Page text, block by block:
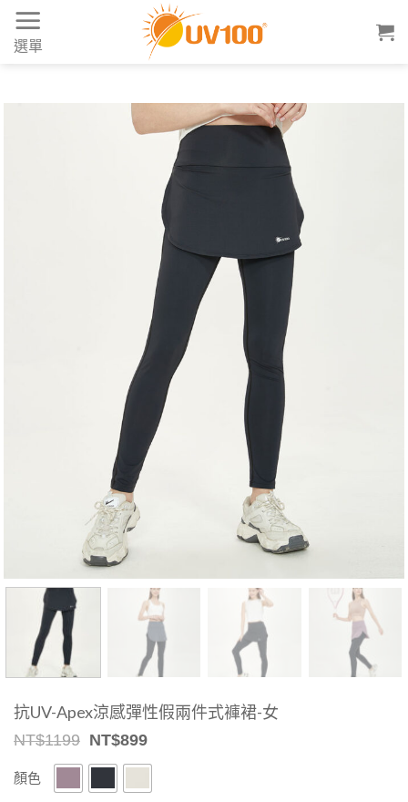
Skip
content
選單
抗UV-Apex涼感彈性假兩件式褲裙-女
NT$1199 Original
was:
NT$1199.
NT$899Current
is:
NT$899.
顏色